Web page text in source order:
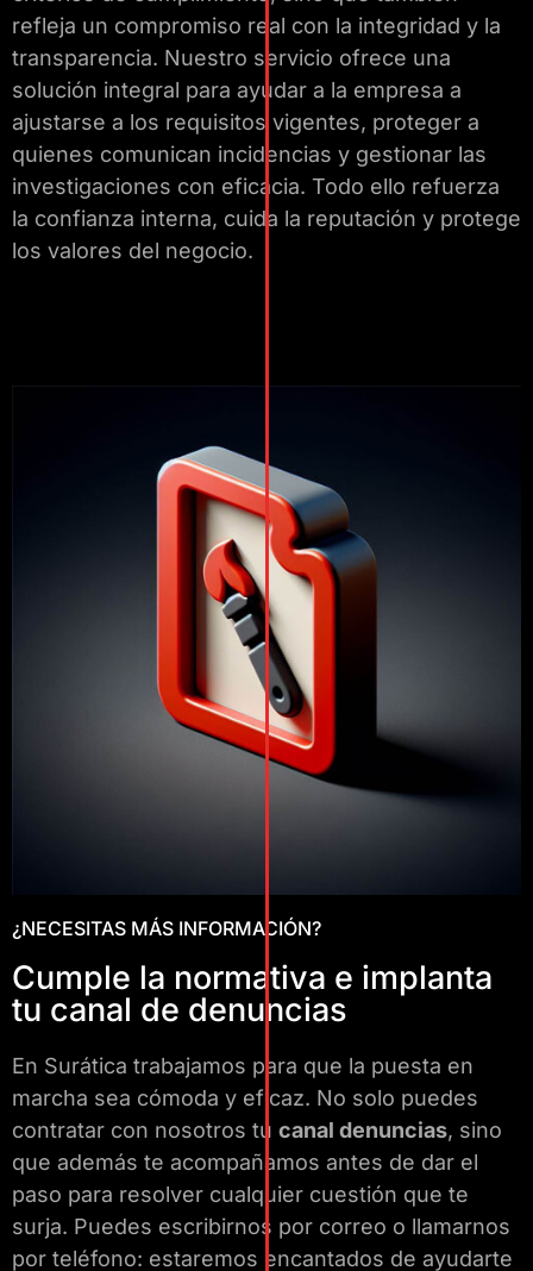
refleja un compromiso real con la integridad y la
transparencia. Nuestro servicio ofrece una
solución integral para ayudar a la empresa a
ajustarse a los requisitos vigentes, proteger a
quienes comunican incidencias y gestionar las
investigaciones con eficacia. Todo ello refuerza
la confianza interna, cuida la reputación y protege
los valores del negocio.
¿NECESITAS MÁS INFORMACIÓN?
Cumple la normativa e implanta
tu canal de denuncias
En Surática trabajamos para que la puesta en
marcha sea cómoda y eficaz. No solo puedes
contratar con nosotros tu canal denuncias, sino
que además te acompañamos antes de dar el
paso para resolver cualquier cuestión que te
surja. Puedes escribirnos por correo o llamarnos
por teléfono: estaremos encantados de ayudarte